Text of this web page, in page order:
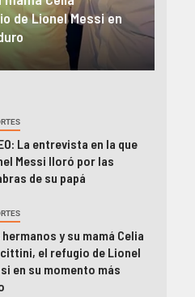
«Clave en el
cima»
La entrevista en la que
Messi lloró por las
de su papá
y su mamá Celia
el refugio de Lionel
en su momento más